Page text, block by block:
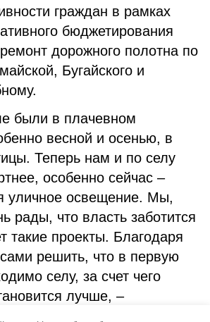
граждан в рамках
бюджетирования
дорожного полотна по
Бугайского и
были в плачевном
весной и осенью, в
Теперь нам и по селу
особенно сейчас –
уличное освещение. Мы,
рады, что власть заботится
такие проекты. Благодаря
решить, что в первую
селу, за счет чего
лучше, –